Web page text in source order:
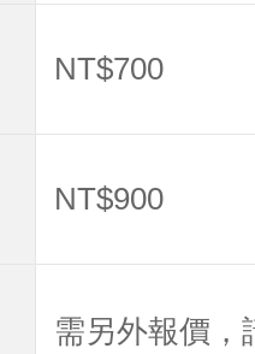
NT$700
NT$900
需另外報價，